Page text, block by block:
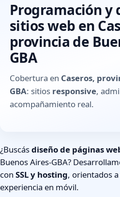
Programación y
sitios web en
provincia de
GBA
Cobertura en Caseros,
GBA: sitios responsive,
acompañamiento real.
¿Buscásdiseño de páginas
Buenos Aires-GBA?
con SSL y hosting, orientados
experiencia en móvil.